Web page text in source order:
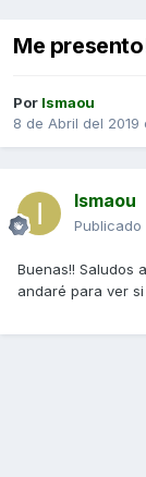
Me
Por Ismaou
8 de Abril del 2019
Ismaou
Publicado
Buenas!! Saludos
andaré para ver